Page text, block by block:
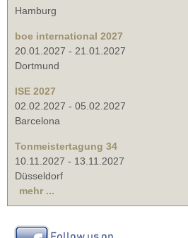
Hamburg
boe international 2027
20.01.2027 - 21.01.2027
Dortmund
ISE 2027
02.02.2027 - 05.02.2027
Barcelona
Tonmeistertagung 34
10.11.2027 - 13.11.2027
Düsseldorf
mehr ...